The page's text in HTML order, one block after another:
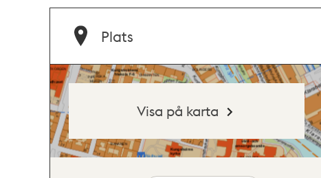
Plats
Visa på karta